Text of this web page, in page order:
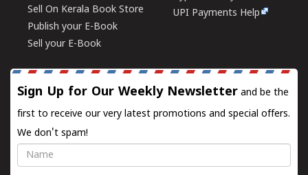
Sell On Kerala Book Store
Publish your E-Book
Sell your E-Book
UPI Payments Help
Sign Up for Our Weekly Newsletter and be the
first to receive our very latest promotions and special offers.
We don't spam!
Name